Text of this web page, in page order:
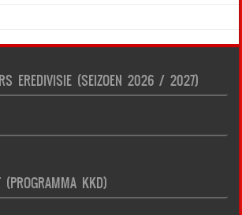
EREDIVISIE (SEIZOEN 2026 / 2027)
(PROGRAMMA KKD)